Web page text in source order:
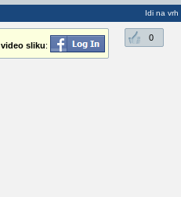
Idi na vrh
0
video sliku: